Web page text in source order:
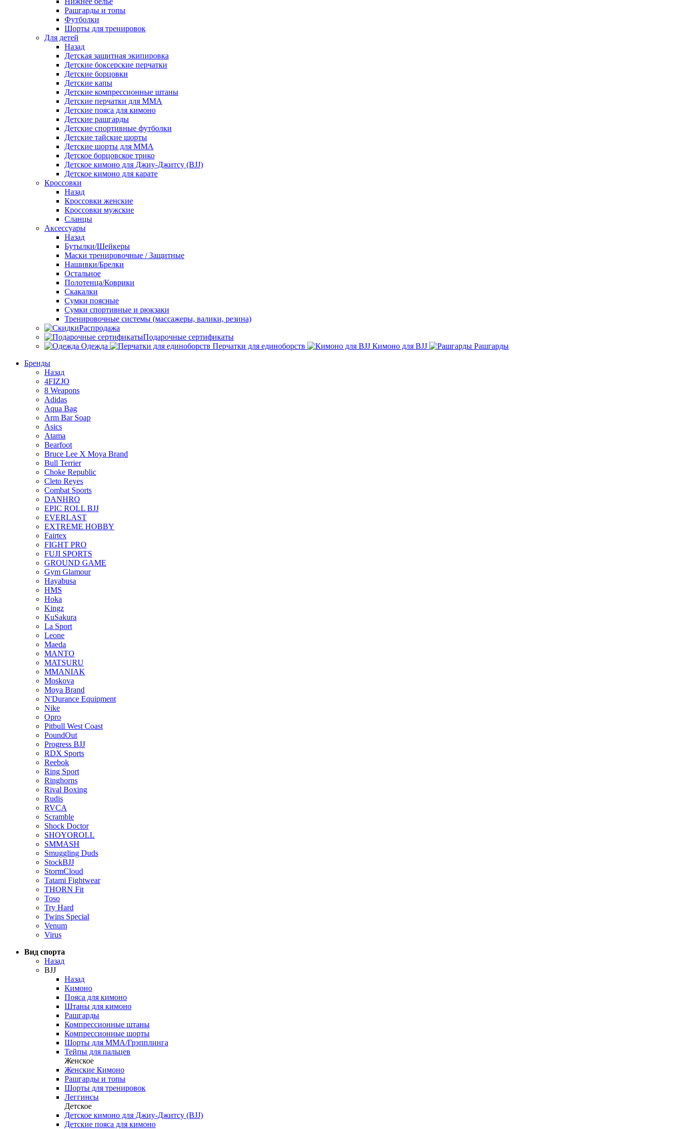
Рашгарды и топы
Футболки
Шорты для тренировок
Для детей
Назад
Детская защитная экипировка
Детские боксерские перчатки
Детские борцовки
Детские капы
Детские компрессионные штаны
Детские перчатки для ММА
Детские пояса для кимоно
Детские рашгарды
Детские спортивные футболки
Детские тайские шорты
Детские шорты для ММА
Детское борцовское трико
Детское кимоно для Джиу-Джитсу (BJJ)
Детское кимоно для карате
Кроссовки
Назад
Кроссовки женские
Кроссовки мужские
Сланцы
Аксессуары
Назад
Бутылки/Шейкеры
Маски тренировочные / Защитные
Нашивки/Брелки
Остальное
Полотенца/Коврики
Скакалки
Сумки поясные
Сумки спортивные и рюкзаки
Тренировочные системы (массажеры, валики, резина)
Распродажа
Подарочные сертификаты
Одежда
Перчатки для единоборств Кимоно для BJJ
Рашгарды
Бренды
Назад
4FIZJO
8 Weapons
Adidas
Aqua Bag
Arm Bar Soap
Asics
Atama
Bearfoot
Bruce Lee X Moya Brand
Bull Terrier
Choke Republic
Cleto Reyes
Combat Sports
DANHRO
EPIC ROLL BJJ
EVERLAST
EXTREME HOBBY
Fairtex
FIGHT PRO
FUJI SPORTS
GROUND GAME
Gym Glamour
Hayabusa
HMS
Hoka
Kingz
KuSakura
La Sport
Leone
Maeda
MANTO
MATSURU
MMANIAK
Moskova
Moya Brand
N'Durance Equipment
Nike
Opro
Pitbull West Coast
PoundOut
Progress BJJ
RDX Sports
Reebok
Ring Sport
Ringhorns
Rival Boxing
Rudis
RVCA
Scramble
Shock Doctor
SHOYOROLL
SMMASH
Smuggling Duds
StockBJJ
StormCloud
Tatami Fightwear
THORN Fit
Toso
Try Hard
Twins Special
Venum
Virus
Вид спорта
Назад
BJJ
Назад
Кимоно
Пояса для кимоно
Штаны для кимоно
Рашгарды
Компрессионные штаны
Компрессионные шорты
Шорты для ММА/Грэпплинга
Тейпы для пальцев
Женское
Женские Кимоно
Рашгарды и топы
Шорты для тренировок
Леггинсы
Детское
Детское кимоно для Джиу-Джитсу (BJJ)
Детские пояса для кимоно